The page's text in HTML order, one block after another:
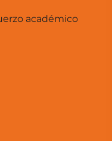
académico